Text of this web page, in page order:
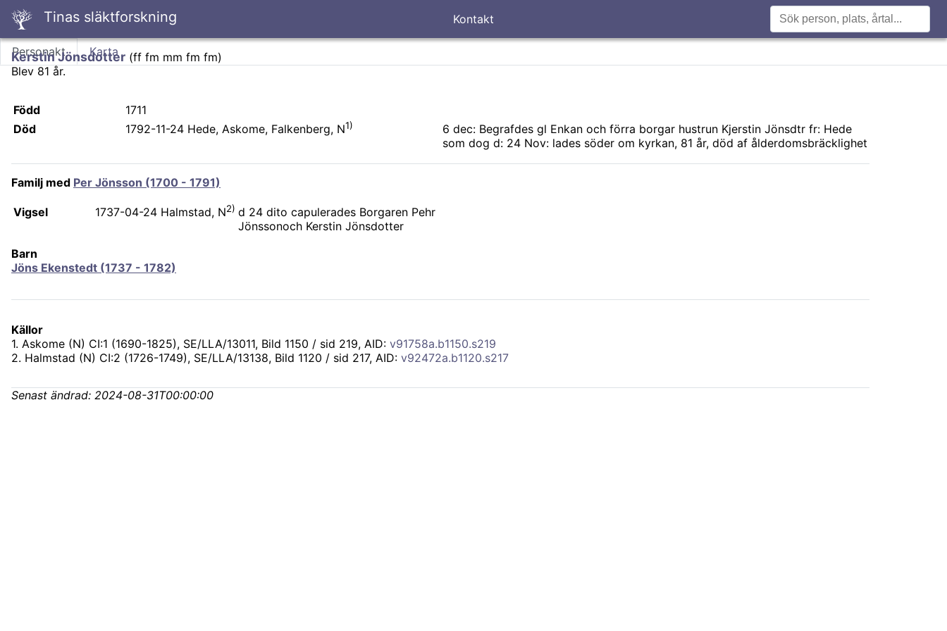
Tinas släktforskning Kontakt
Personakt Karta
Kerstin Jönsdotter (ff fm mm fm fm)
Blev 81 år.
Född
1711
Död
1792-11-24 Hede, Askome, Falkenberg, N1)
6 dec: Begrafdes gl Enkan och förra borgar hustrun Kjerstin Jönsdtr fr: Hede
som dog d: 24 Nov: lades söder om kyrkan, 81 år, död af ålderdomsbräcklighet
Familj med Per Jönsson (1700 - 1791)
Vigsel 1737-04-24 Halmstad, N2) d 24 dito capulerades Borgaren Pehr
Jönssonoch Kerstin Jönsdotter
Barn
Jöns Ekenstedt (1737 - 1782)
Källor
1. Askome (N) CI:1 (1690-1825), SE/LLA/13011, Bild 1150 / sid 219, AID: v91758a.b1150.s219
2. Halmstad (N) CI:2 (1726-1749), SE/LLA/13138, Bild 1120 / sid 217, AID: v92472a.b1120.s217
Senast ändrad: 2024-08-31T00:00:00